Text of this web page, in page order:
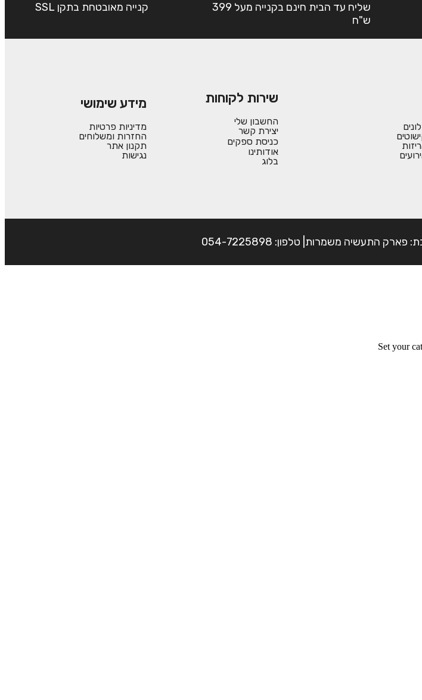
שליח עד הבית חינם בקנייה מעל 399
ש"ח
קנייה מאובטחת בתקן SSL
שירות לקוחות
החשבון שלי
יצירת קשר
כניסת ספקים
אודותינו
בלוג
מידע שימושי
מדיניות פרטיות
החזרות ומשלוחים
תקנון אתר
נגישות
Set your